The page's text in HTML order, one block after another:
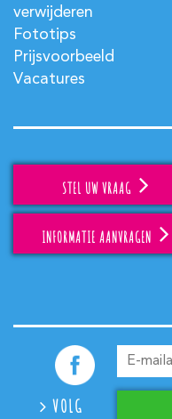
verwijderen
Fototips
Prijsvoorbeeld
Vacatures
STEL UW VRAAG
INFORMATIE AANVRAGEN
VOLG